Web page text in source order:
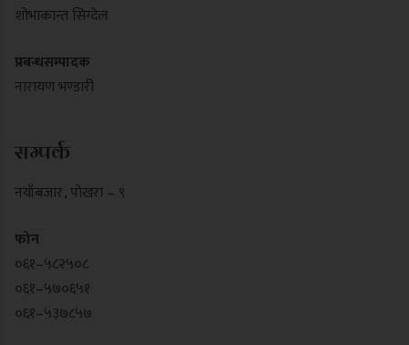
शोभाकान्त सिग्देल
प्रबन्धसम्पादक
नारायण भण्डारी
सम्पर्क
नयाँबजार , पोखरा – ९
फोन
०६१–५८२५०८
०६१–५७०६५१
०६१–५३७८५७